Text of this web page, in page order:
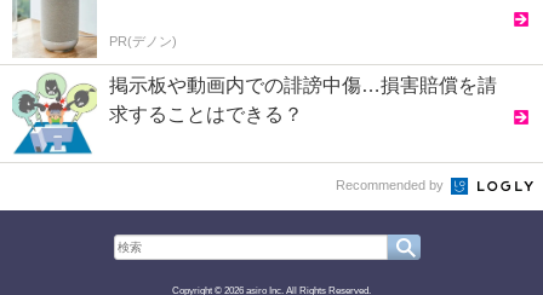
PR(デノン)
掲示板や動画内での誹謗中傷…損害賠償を請
求することはできる？
Recommended by
Copyright © 2026 asiro Inc. All Rights Reserved.